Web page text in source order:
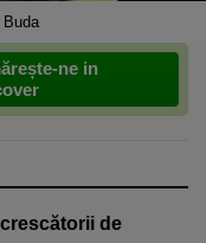
ne in
de